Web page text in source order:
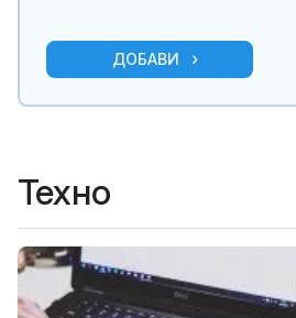
ДОБАВИ
Техно